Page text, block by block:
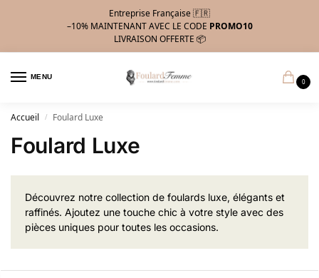
Entreprise Française 🇫🇷
–10% MAINTENANT AVEC LE CODE PROMO10
LIVRAISON OFFERTE 📦
MENU
0
Accueil / Foulard Luxe
Foulard Luxe
Découvrez notre collection de foulards luxe, élégants et
raffinés. Ajoutez une touche chic à votre style avec des
pièces uniques pour toutes les occasions.